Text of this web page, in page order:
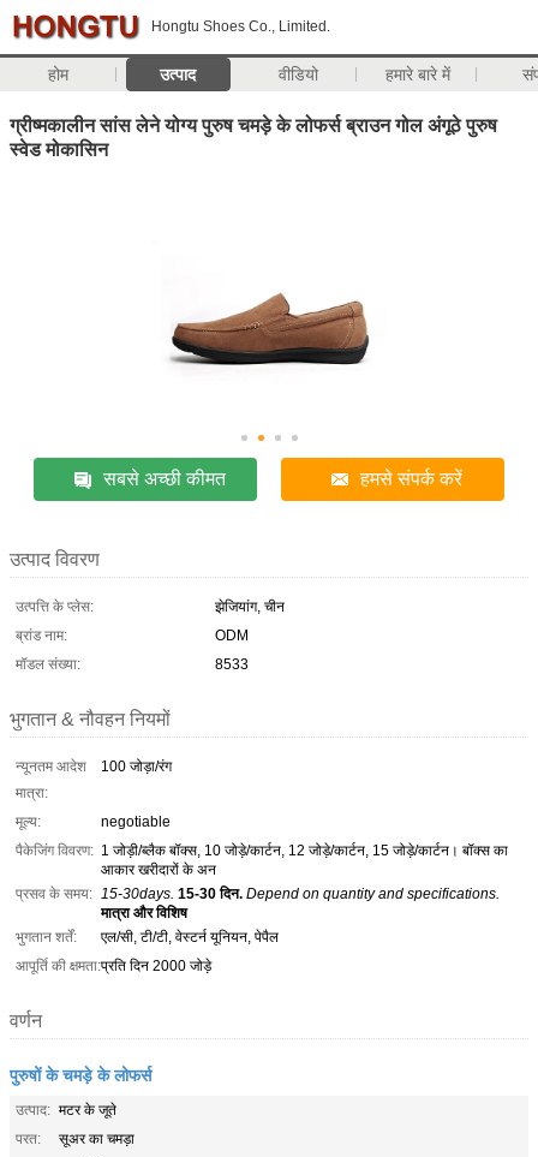
Hongtu Shoes Co., Limited.
होम उत्पाद वीडियो हमारे बारे में
ग्रीष्मकालीन सांस लेने योग्य पुरुष चमड़े के लोफर्स ब्राउन गोल अंगूठे पुरुष
स्वेड मोकासिन
सबसे अच्छी कीमत हमसे संपर्क करें
उत्पाद विवरण
उत्पत्ति के प्लेस:
झेजियांग, चीन
ब्रांड नाम:
ODM
मॉडल संख्या:
8533
भुगतान & नौवहन नियमों
न्यूनतम आदेश
मात्रा:
100 जोड़ा/रंग
मूल्य:
negotiable
पैकेजिंग विवरण: 1 जोड़ी/ब्लैक बॉक्स, 10 जोड़े/कार्टन, 12 जोड़े/कार्टन, 15 जोड़े/कार्टन। बॉक्स का
आकार खरीदारों के अन
प्रसव के समय: 15-30days. 15-30 दिन. Depend on quantity and specifications.
मात्रा और विशिष
भुगतान शर्तें:
एल/सी, टी/टी, वेस्टर्न यूनियन, पेपैल
आपूर्ति की क्षमता:प्रति दिन 2000 जोड़े
वर्णन
पुरुषों के चमड़े के लोफर्स
उत्पाद: मटर के जूते
परत:
सूअर का चमड़ा